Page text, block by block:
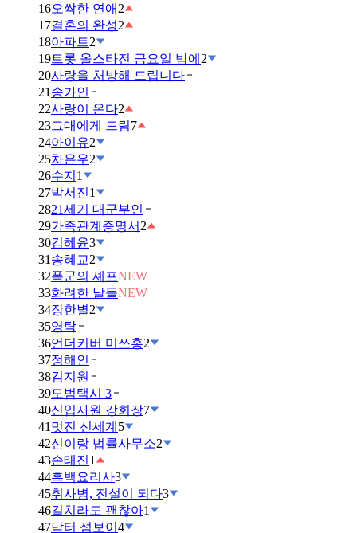
16오싹한 연애 2
17결혼의 완성2
18아파트2
19트롯 올스타전 금요일 밤에 2
20사랑을 처방해 드립니다
21 송가인
22사랑이 온다2
23그대에게 드림7
24아이유2
25차은우2
26수지 1
27박서진1
2821세기 대군부인
29가족관계증명서 2
30김혜윤3
31 송혜교2
32폭군의 셰프NEW
33화려한 날들NEW
34장한별2
35영탁
36언더커버 미쓰홍2
37정해인
38김지원
39모범택시 3
40신입사원 강회장7
41 멋진 신세계 5
42신이랑 법률사무소2
43손태진1
44흑백요리사3
45취사병, 전설이 되다3
46길치라도 괜찮아1
47닥터 섬보이 4